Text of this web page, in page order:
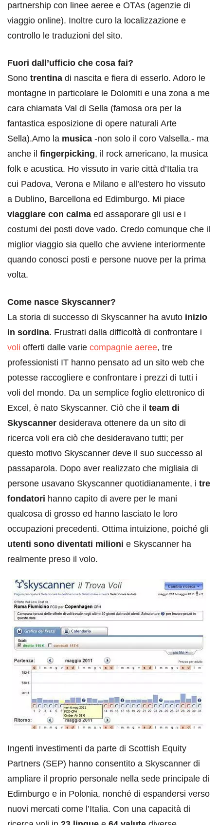
partnership con linee aeree e OTAs (agenzie di
viaggio online). Inoltre curo la localizzazione e
controllo le traduzioni del sito.
Fuori dall’ufficio che cosa fai?
Sono trentina di nascita e fiera di esserlo. Adoro le
montagne in particolare le Dolomiti e una zona a me
cara chiamata Val di Sella (famosa ora per la
fantastica esposizione di opere naturali Arte
Sella).Amo la musica -non solo il coro Valsella.- ma
anche il fingerpicking, il rock americano, la musica
folk e acustica. Ho vissuto in varie città d’Italia tra
cui Padova, Verona e Milano e all’estero ho vissuto
a Dublino, Barcellona ed Edimburgo. Mi piace
viaggiare con calma ed assaporare gli usi e i
costumi dei posti dove vado. Credo comunque che il
miglior viaggio sia quello che avviene interiormente
quando conosci posti e persone nuove per la prima
volta.
Come nasce Skyscanner?
La storia di successo di Skyscanner ha avuto inizio
in sordina. Frustrati dalla difficoltà di confrontare i
voli offerti dalle varie compagnie aeree, tre
professionisti IT hanno pensato ad un sito web che
potesse raccogliere e confrontare i prezzi di tutti i
voli del mondo. Da un semplice foglio elettronico di
Excel, è nato Skyscanner. Ciò che il team di
Skyscanner desiderava ottenere da un sito di
ricerca voli era ciò che desideravano tutti; per
questo motivo Skyscanner deve il suo successo al
passaparola. Dopo aver realizzato che migliaia di
persone usavano Skyscanner quotidianamente, i tre
fondatori hanno capito di avere per le mani
qualcosa di grosso ed hanno lasciato le loro
occupazioni precedenti. Ottima intuizione, poiché gli
utenti sono diventati milioni e Skyscanner ha
realmente preso il volo.
Ingenti investimenti da parte di Scottish Equity
Partners (SEP) hanno consentito a Skyscanner di
ampliare il proprio personale nella sede principale di
Edimburgo e in Polonia, nonché di espandersi verso
nuovi mercati come l’Italia. Con una capacità di